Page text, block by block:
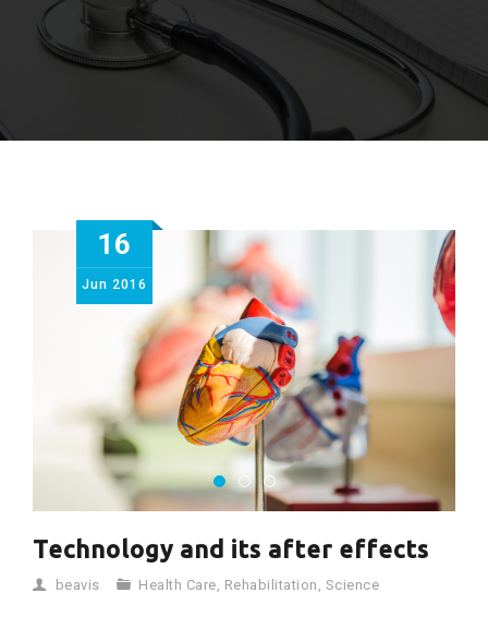
16
Jun 2016
Technology and its after effects
beavis Health Care, Rehabilitation , Science